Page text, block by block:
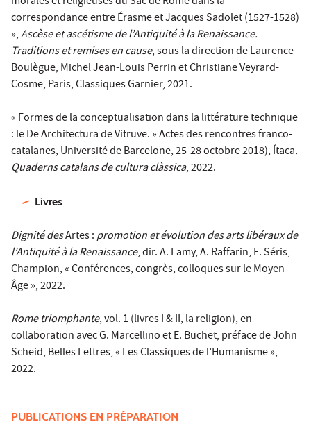
correspondance entre Érasme et Jacques Sadolet (1527-1528)
»,Ascèse et ascétisme de l’Antiquité à la Renaissance.
Traditions et remises en cause, sous la direction de Laurence
Boulègue, Michel Jean-Louis Perrin et Christiane Veyrard-
Cosme, Paris, Classiques Garnier, 2021.
« Formes de la conceptualisation dans la littérature technique
: le De Architectura de Vitruve. » Actes des rencontres franco-
catalanes, Université de Barcelone, 25-28 octobre 2018), Ítaca.
Quaderns catalans de cultura clàssica, 2022.
Livres
Dignité desArtes :promotion et évolution des arts libéraux de
l’Antiquité à la Renaissance, dir. A. Lamy, A. Raffarin, E. Séris,
Champion, « Conférences, congrès, colloques sur le Moyen
Âge », 2022.
Rome triomphante, vol. 1 (livres I & II, la religion), en
collaboration avec G. Marcellino et E. Buchet, préface de John
Scheid, Belles Lettres, « Les Classiques de l’Humanisme »,
2022.
PUBLICATIONS EN PRÉPARATION